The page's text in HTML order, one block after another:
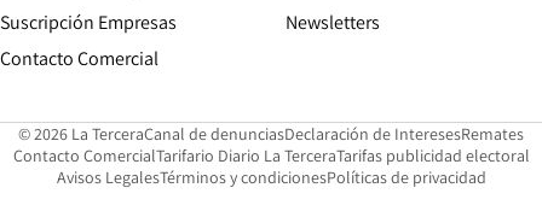
Suscripción Empresas
Contacto Comercial
Newsletters
© 2026 La TerceraCanal de denunciasOpens in new window
Declaración de InteresesOpens in
Remates
Contacto ComercialOpens in new window
Tarifario Diario La TerceraOpens in new window
Tarifas publicidad electoral
Avisos LegalesOpens in new window
Términos y condicionesPolíticas de privacidad